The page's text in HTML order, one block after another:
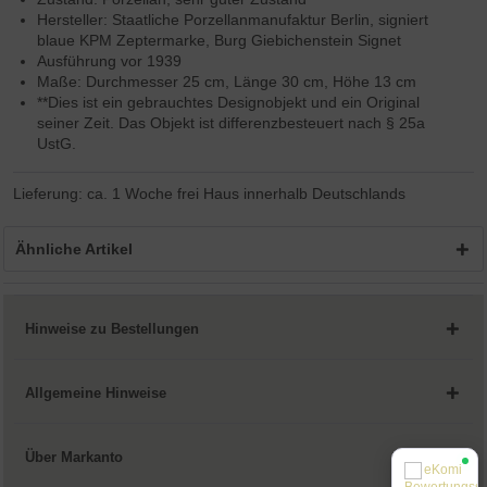
Hersteller: Staatliche Porzellanmanufaktur Berlin, signiert
blaue KPM Zeptermarke, Burg Giebichenstein Signet
Ausführung vor 1939
Maße: Durchmesser 25 cm, Länge 30 cm, Höhe 13 cm
**Dies ist ein gebrauchtes Designobjekt und ein Original
seiner Zeit. Das Objekt ist differenzbesteuert nach § 25a
UstG.
Lieferung: ca. 1 Woche frei Haus innerhalb Deutschlands
Ähnliche Artikel
Hinweise zu Bestellungen
Allgemeine Hinweise
Über Markanto